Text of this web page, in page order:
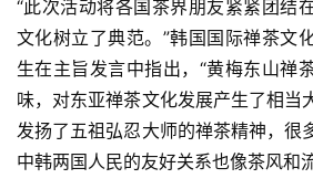
僧
音
高
僧
访
“此次活动将各国茶界朋友紧紧团结
文化树立了典范。”韩国国际禅茶文
生在主旨发言中指出，“黄梅东山禅
味，对东亚禅茶文化发展产生了相当
发扬了五祖弘忍大师的禅茶精神，很
中韩两国人民的友好关系也像茶风和